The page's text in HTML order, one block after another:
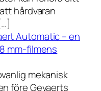
hårdvaran
Automatic – en
mm-filmens
mekanisk
före Gevaerts